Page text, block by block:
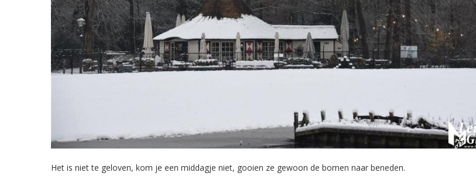
Het is niet te geloven, kom je een middagje niet, gooien ze gewoon de bomen naar beneden.